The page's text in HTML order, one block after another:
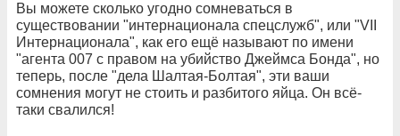
Вы можете сколько угодно сомневаться в
существовании "интернационала спецслужб", или "VII
Интернационала", как его ещё называют по имени
"агента 007 с правом на убийство Джеймса Бонда", но
теперь, после "дела Шалтая-Болтая", эти ваши
сомнения могут не стоить и разбитого яйца. Он всё-
таки свалился!